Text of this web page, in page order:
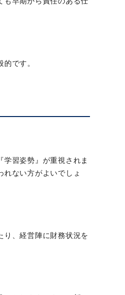
です。
習姿勢』が重視されま
ない方がよいでしょ
り、経営陣に財務状況を